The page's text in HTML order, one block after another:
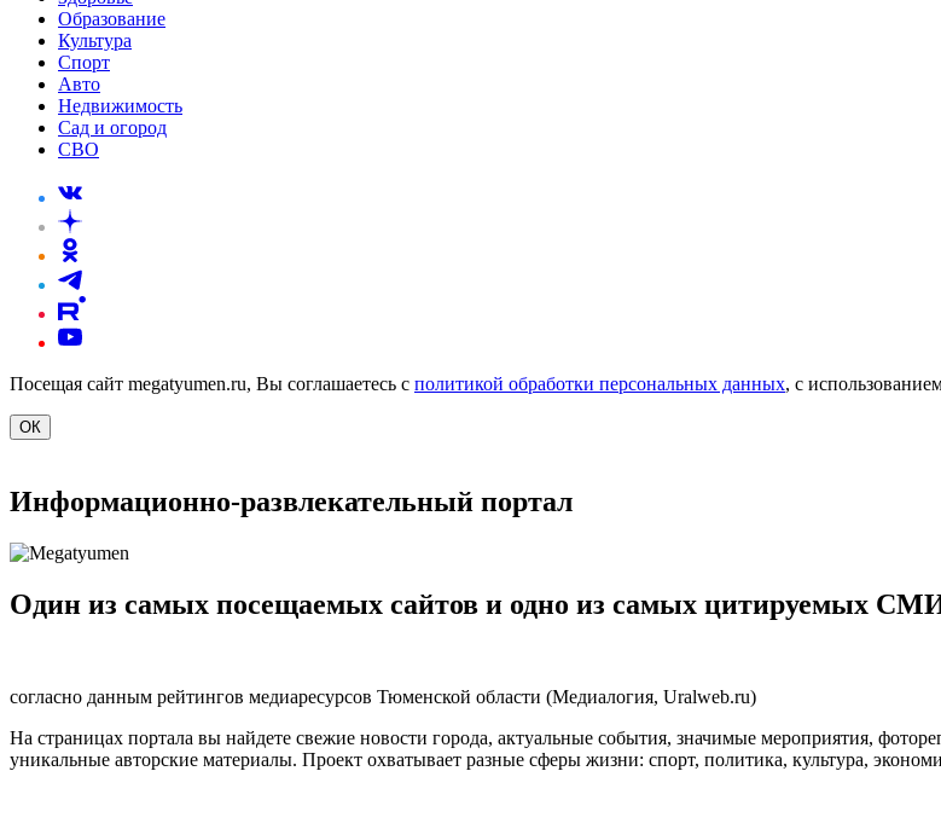
Образование
Культура
Спорт
Авто
Недвижимость
Сад и огород
СВО
Посещая сайт megatyumen.ru, Вы соглашаетесь с политикой обработки персональных данных, с
ОК
Информационно-развлекательный портал
Один из самых посещаемых сайтов и одно из самых цитируемых
согласно данным рейтингов медиаресурсов Тюменской области (Медиалогия, Uralweb.ru)
На страницах портала вы найдете свежие новости города, актуальные события, значимые мероприятия,
уникальные авторские материалы. Проект охватывает разные сферы жизни: спорт, политика, культура,